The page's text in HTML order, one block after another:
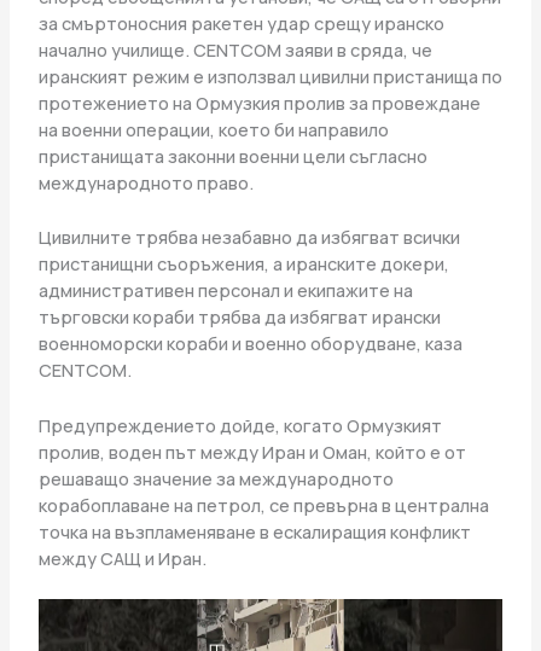
за смъртоносния ракетен удар срещу иранско
начално училище. CENTCOM заяви в сряда, че
иранският режим е използвал цивилни пристанища по
протежението на Ормузкия пролив за провеждане
на военни операции, което би направило
пристанищата законни военни цели съгласно
международното право.
Цивилните трябва незабавно да избягват всички
пристанищни съоръжения, а иранските докери,
административен персонал и екипажите на
търговски кораби трябва да избягват ирански
военноморски кораби и военно оборудване, каза
CENTCOM.
Предупреждението дойде, когато Ормузкият
пролив, воден път между Иран и Оман, който е от
решаващо значение за международното
корабоплаване на петрол, се превърна в централна
точка на възпламеняване в ескалиращия конфликт
между САЩ и Иран.